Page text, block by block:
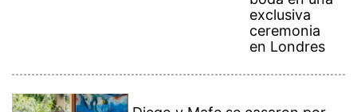
exclusiva
ceremonia
en Londres